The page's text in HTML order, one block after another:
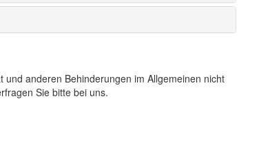
anderen Behinderungen im Allgemeinen nicht
Sie bitte bei uns.